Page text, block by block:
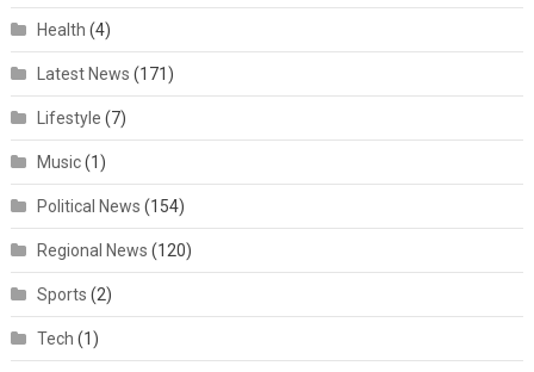
Health (4)
Latest News (171)
Lifestyle (7)
Music(1)
Political News (154)
Regional News (120)
Sports (2)
Tech (1)